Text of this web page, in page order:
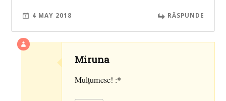
4 MAY 2018 RĂSPUNDE
Miruna
Mulțumesc! :*